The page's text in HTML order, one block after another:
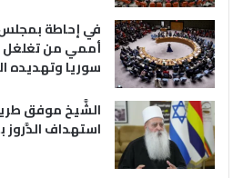
في إحاطة بمجلس
أممي من
سوريا وتهديده
الشَّيخ موفق
استهداف الدَّروز